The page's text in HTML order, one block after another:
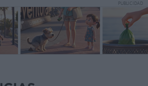
PUBLICIDAD